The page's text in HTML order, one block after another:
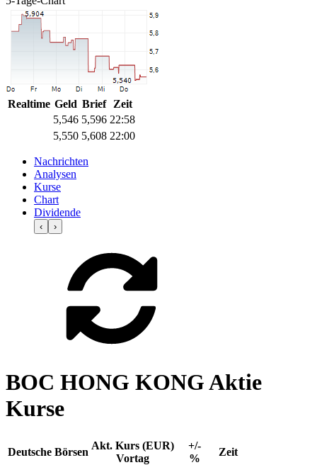
Realtime Geld Brief
Zeit
5,546 5,596 22:58
5,550 5,608 22:00
Nachrichten
Analysen
Kurse
Chart
Dividende
‹ ›
BOC HONG KONG Aktie
Kurse
Deutsche Börsen
Akt. Kurs (EUR)
Vortag
+/-
%
Zeit